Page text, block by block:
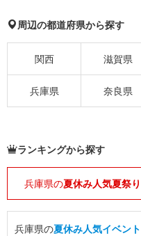
周辺の都道府県から探す
関西 滋賀県
兵庫県 奈良県
ランキングから探す
兵庫県の夏休み人気夏祭り
兵庫県の夏休み人気イベント